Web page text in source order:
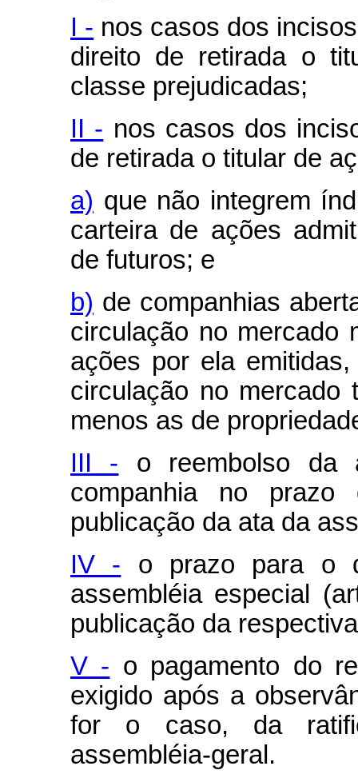
I - nos casos dos
direito de retirada o
classe prejudicadas;
II - nos casos dos
de retirada o titular de
a) que não integrem
carteira de ações
de futuros; e
b) de companhias
circulação no mercado
ações por ela
circulação no mercado
menos as de
III - o reembolso da
companhia no
publicação da ata da
IV - o prazo para o
assembléia especial
publicação da
V - o pagamento do
exigido após a
for o caso, da
assembléia-geral.